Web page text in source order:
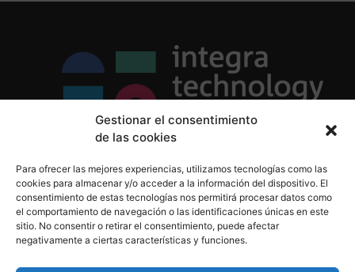
Gestionar el consentimiento
de las cookies
Para ofrecer las mejores experiencias, utilizamos tecnologías como las
cookies para almacenar y/o acceder a la información del dispositivo. El
consentimiento de estas tecnologías nos permitirá procesar datos como
el comportamiento de navegación o las identificaciones únicas en este
sitio. No consentir o retirar el consentimiento, puede afectar
negativamente a ciertas características y funciones.
Política de Cookies
Aviso Legal